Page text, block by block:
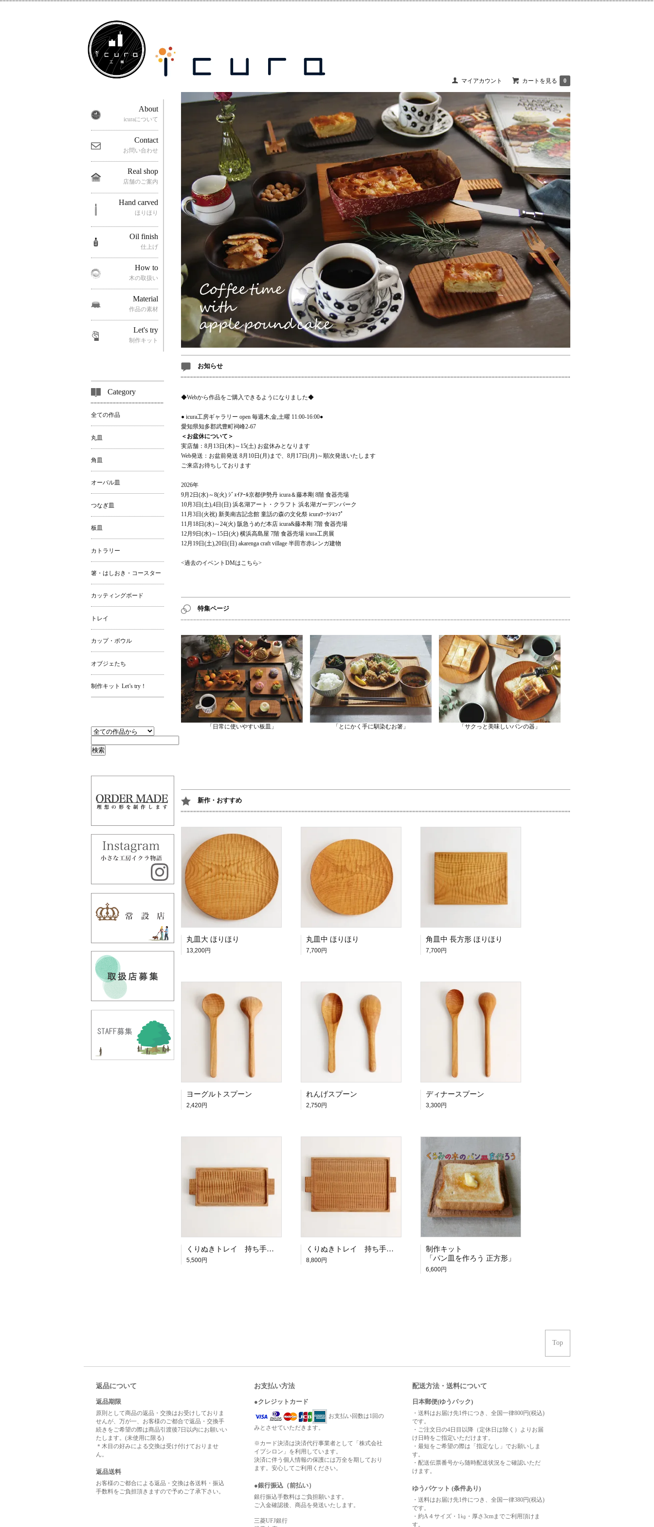
マイアカウント カートを見る 0
お知らせ
◆Webから作品をご購入できるようになりました◆
● icura工房ギャラリー open 毎週木,金,土曜 11:00-16:00●
愛知県知多郡武豊町祠峰2-67
＜お盆休について＞
実店舗：8月13日(木)～15(土) お盆休みとなります
Web発送：お盆前発送 8月10日(月)まで、8月17日(月)～順次発送いたします
ご来店お待ちしております
2026年
9月2日(水)～8(火) ｼﾞｪｲｱｰﾙ京都伊勢丹 icura＆藤本剛 8階 食器売場
10月3日(土),4日(日) 浜名湖アート・クラフト 浜名湖ガーデンパーク
11月3日(火祝) 新美南吉記念館 童話の森の文化祭 icuraﾜｰｸｼｮｯﾌﾟ
11月18日(水)～24(火) 阪急うめだ本店 icura&藤本剛 7階 食器売場
12月9日(水)～15日(火) 横浜高島屋 7階 食器売場 icura工房展
12月19日(土),20日(日) akarenga craft village 半田市赤レンガ建物
<過去のイベントDMはこちら>
特集ページ
「日常に使いやすい板皿」 「とにかく手に馴染むお箸」 「サクっと美味しいパンの器」
新作・おすすめ
丸皿大 ほりほり
13,200円
丸皿中 ほりほり
7,700円
角皿中 長方形 ほりほり
7,700円
ヨーグルトスプーン
2,420円
れんげスプーン
2,750円
ディナースプーン
3,300円
くりぬきトレイ 持ち手付 小
5,500円
くりぬきトレイ 持ち手付 中
8,800円
制作キット
「パン皿を作ろう 正方形」
6,600円
About
icuraについて
Contact
お問い合わせ
Real shop
店舗のご案内
Hand carved
ほりほり
Oil finish
仕上げ
How to
木の取扱い
Material
作品の素材
Let's try
制作キット
Category
全ての作品
丸皿
角皿
オーバル皿
つなぎ皿
板皿
カトラリー
箸・はしおき・コースター
カッティングボード
トレイ
カップ・ボウル
オブジェたち
制作キット Let’s try！
Top
返品について
返品期限
原則として商品の返品・交換はお受けしておりま
せんが、万が一、お客様のご都合で返品・交換手
続きをご希望の際は商品引渡後7日以内にお願いい
たします。(未使用に限る)
＊木目の好みによる交換は受け付けておりませ
ん。
返品送料
お客様のご都合による返品・交換は各送料・振込
手数料をご負担頂きますので予めご了承下さい。
お支払い方法
●クレジットカード
お支払い回数は1回の
みとさせていただきます。
※カード決済は決済代行事業者として「株式会社
イプシロン」を利用しています。
決済に伴う個人情報の保護には万全を期しており
ます。安心してご利用ください。
●銀行振込（前払い）
銀行振込手数料はご負担願います。
ご入金確認後、商品を発送いたします。
三菱UFJ銀行
配送方法・送料について
日本郵便(ゆうパック)
・送料はお届け先1件につき、全国一律800円(税込)
です。
・ご注文日の4日目以降（定休日は除く）よりお届
け日時をご指定いただけます。
・最短をご希望の際は「指定なし」でお願いしま
す。
・配送伝票番号から随時配送状況をご確認いただ
けます。
ゆうパケット (条件あり)
・送料はお届け先1件につき、全国一律380円(税込)
です。
・約A４サイズ・1㎏・厚さ3cmまでご利用頂けま
す。